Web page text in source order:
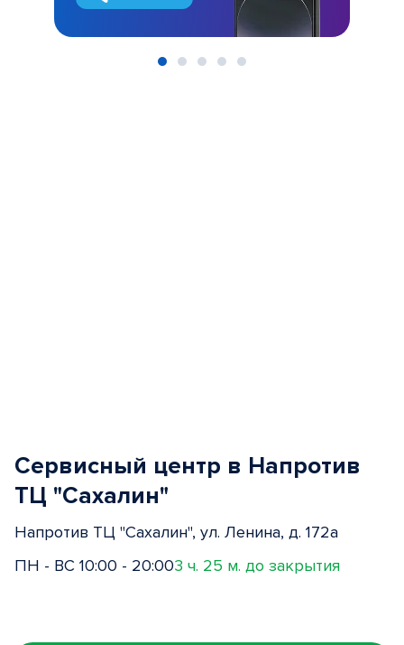
Сервисный центр в Напротив
ТЦ "Сахалин"
Напротив ТЦ "Сахалин", ул. Ленина, д. 172а
ПН - ВС 10:00 - 20:003 ч. 25 м. до закрытия